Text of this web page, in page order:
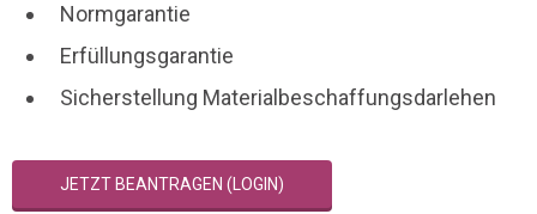
Normgarantie
Erfüllungsgarantie
Sicherstellung Materialbeschaffungsdarlehen
JETZT BEANTRAGEN (LOGIN)